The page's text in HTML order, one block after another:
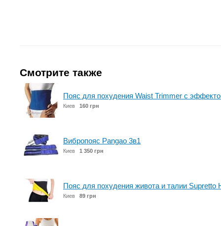
Смотрите также
Пояс для похудения Waist Trimmer с
Киев 160 грн
Вибропояс Pangao 3в1
Киев 1 350 грн
Пояс для похудения живота и талии Supretto
Киев 89 грн